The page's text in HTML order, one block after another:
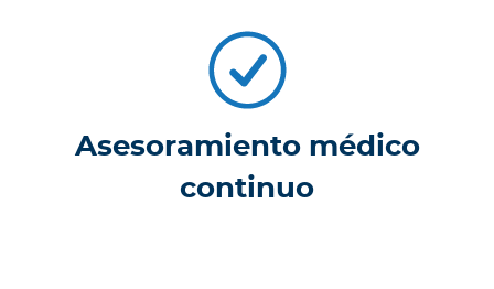
Asesoramiento médico
continuo